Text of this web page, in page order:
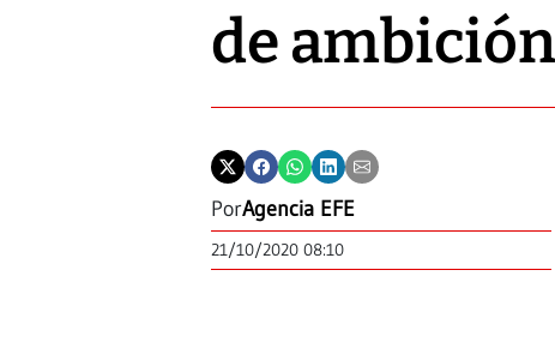
de ambición
PorAgencia EFE
21/10/2020 08:10